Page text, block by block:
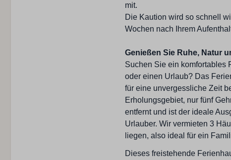
Kühlschrank mit
Offene Küche
Spülmaschine
Wasserkocher
Schlafzimmer
Einzel Bettdecke: 4
Einzelbett : 4
Kinderbett : 1
mit.
Die Kaution wird so schnell
Wochen nach Ihrem
Genießen Sie Ruhe, Natur
Suchen Sie ein komfortables
oder einen Urlaub? Das
für eine unvergessliche Zeit
Erholungsgebiet, nur fünf
entfernt und ist der ideale
Urlauber. Wir vermieten 3
liegen, also ideal für ein
Dieses freistehende